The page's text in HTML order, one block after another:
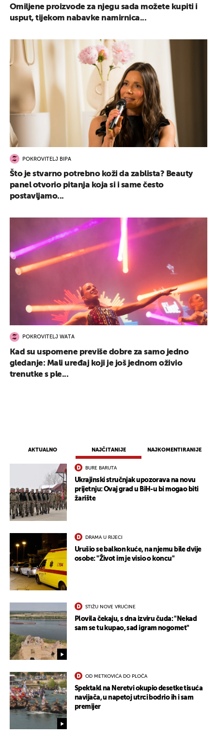
AKTUALNO NAJČITANIJE NAJKOMENTIRANIJE
BURE BARUTA
Ukrajinski stručnjak upozorava na novu
prijetnju: Ovaj grad u BiH-u bi mogao biti
žarište
DRAMA U RIJECI
Urušio se balkon kuće, na njemu bile dvije
osobe: "Život im je visio o koncu"
STIŽU NOVE VRUĆINE
Plovila čekaju, s dna izviru čuda: "Nekad
sam se tu kupao, sad igram nogomet"
OD METKOVIĆA DO PLOČA
Spektakl na Neretvi okupio desetke tisuća
navijača, u napetoj utrci bodrio ih i sam
premijer
Omiljene proizvode za njegu sada možete kupiti i
usput, tijekom nabavke namirnica...
POKROVITELJ BIPA
Što je stvarno potrebno koži da zablista? Beauty
panel otvorio pitanja koja si i same često
postavljamo...
POKROVITELJ WATA
Kad su uspomene previše dobre za samo jedno
gledanje: Mali uređaj koji je još jednom oživio
trenutke s ple...
UKLJUČITE NOTIFIKACIJE